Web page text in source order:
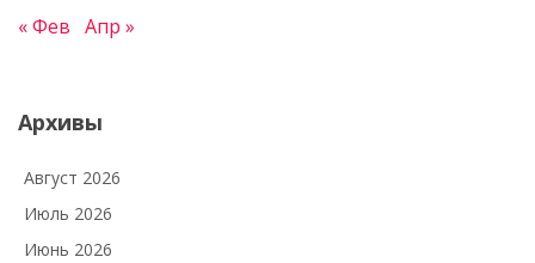
« Фев Апр »
Архивы
Август 2026
Июль 2026
Июнь 2026